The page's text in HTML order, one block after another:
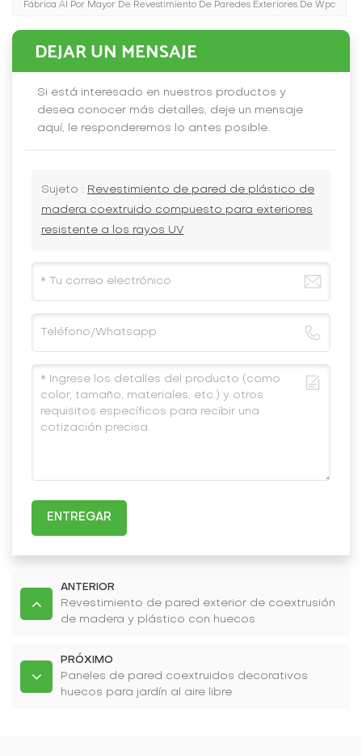
Fábrica Al Por Mayor De Revestimiento De Paredes Exteriores De Wpc
DEJAR UN MENSAJE
Si está interesado en nuestros productos y
desea conocer más detalles, deje un mensaje
aquí, le responderemos lo antes posible.
Sujeto : Revestimiento de pared de plástico de
madera coextruido compuesto para exteriores
resistente a los rayos UV
ENTREGAR
ANTERIOR
Revestimiento de pared exterior de coextrusión
de madera y plástico con huecos
PRÓXIMO
Paneles de pared coextruidos decorativos
huecos para jardín al aire libre